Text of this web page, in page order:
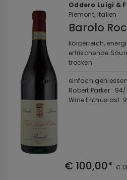
Oddero Luigi &
Piemont, Italien
Barolo
körperreich,
erfrischende
trocken
einfach
Robert Parker : 94/
Wine Enthusiast:
€ 100,00* €